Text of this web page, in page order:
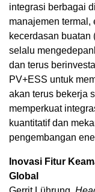
integrasi berbagai
manajemen termal,
kecerdasan buatan
selalu
dan terus
PV+ESS untuk
akan terus bekerja
memperkuat
kuantitatif dan
pengembangan
Inovasi Fitur
Global